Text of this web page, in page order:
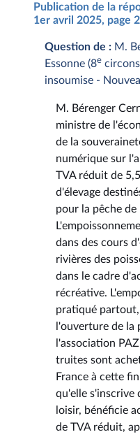
Publication de la
1er avril 2025, page
Question de : M.
Essonne (8e
insoumise -
M. Bérenger
ministre de
de la
numérique sur
TVA réduit de
d'élevage
pour la pêche de
dans des cours
rivières des
dans le cadre
récréative.
pratiqué
l'ouverture de la
l'association
truites sont
France à cette
qu'elle s'inscrive
loisir, bénéficie
de TVA réduit,